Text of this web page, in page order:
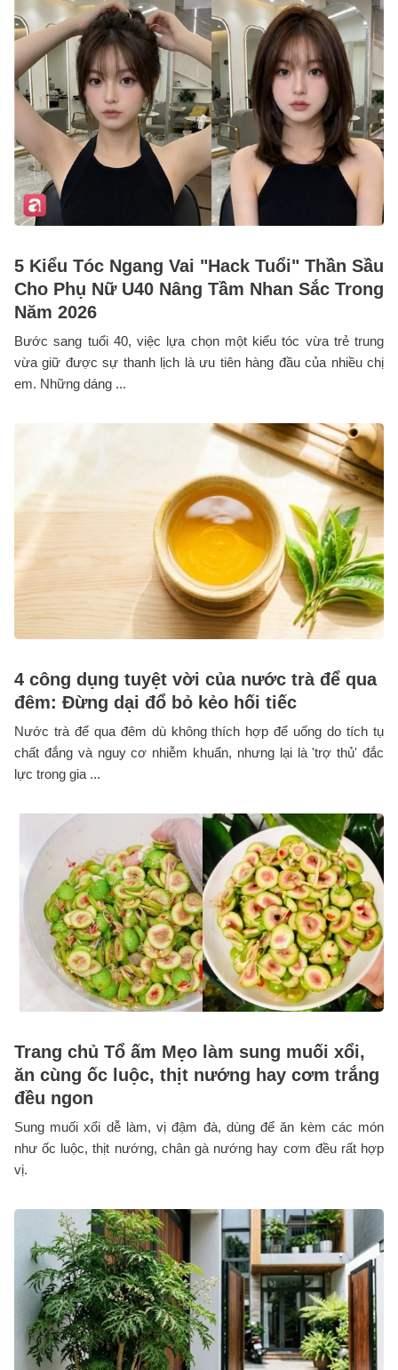
5 Kiểu Tóc Ngang Vai "Hack Tuổi" Thần Sầu
Cho Phụ Nữ U40 Nâng Tầm Nhan Sắc Trong
Năm 2026
Bước sang tuổi 40, việc lựa chọn một kiểu tóc vừa trẻ trung
vừa giữ được sự thanh lịch là ưu tiên hàng đầu của nhiều chị
em. Những dáng ...
4 công dụng tuyệt vời của nước trà để qua
đêm: Đừng dại đổ bỏ kẻo hối tiếc
Nước trà để qua đêm dù không thích hợp để uống do tích tụ
chất đắng và nguy cơ nhiễm khuẩn, nhưng lại là 'trợ thủ' đắc
lực trong gia ...
Trang chủ Tổ ấm Mẹo làm sung muối xổi,
ăn cùng ốc luộc, thịt nướng hay cơm trắng
đều ngon
Sung muối xổi dễ làm, vị đậm đà, dùng để ăn kèm các món
như ốc luộc, thịt nướng, chân gà nướng hay cơm đều rất hợp
vị.